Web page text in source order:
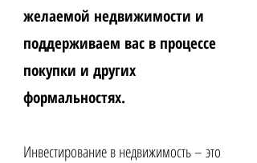
желаемой недвижимости и
поддерживаем вас в процессе
покупки и других
формальностях.
Инвестирование в недвижимость – это